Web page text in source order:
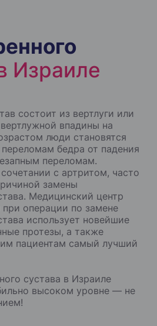
Израиле
состоит из вертлуги или
впадины на
люди становятся
бедра от падения
переломам.
с артритом, часто
замены
Медицинский центр
операции по замене
использует новейшие
протезы, а также
пациентам самый лучший
сустава в Израиле
высоком уровне — не